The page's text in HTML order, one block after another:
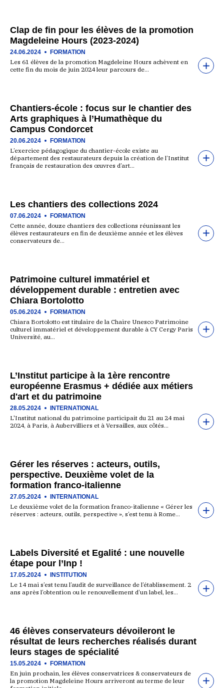
Clap de fin pour les élèves de la promotion
Magdeleine Hours (2023-2024)
24.06.2024 FORMATION
Les 61 élèves de la promotion Magdeleine Hours achèvent en
cette fin du mois de juin 2024 leur parcours de…
Chantiers-école : focus sur le chantier des
Arts graphiques à l’Humathèque du
Campus Condorcet
20.06.2024 FORMATION
L’exercice pédagogique du chantier-école existe au
département des restaurateurs depuis la création de l’Institut
français de restauration des œuvres d’art…
Les chantiers des collections 2024
07.06.2024 FORMATION
Cette année, douze chantiers des collections réunissant les
élèves restaurateurs en fin de deuxième année et les élèves
conservateurs de…
Patrimoine culturel immatériel et
développement durable : entretien avec
Chiara Bortolotto
05.06.2024 FORMATION
Chiara Bortolotto est titulaire de la Chaire Unesco Patrimoine
culturel immatériel et développement durable à CY Cergy Paris
Université, au…
L’Institut participe à la 1ère rencontre
européenne Erasmus + dédiée aux métiers
d'art et du patrimoine
28.05.2024 INTERNATIONAL
L'Institut national du patrimoine participait du 21 au 24 mai
2024, à Paris, à Aubervilliers et à Versailles, aux côtés…
Gérer les réserves : acteurs, outils,
perspective. Deuxième volet de la
formation franco-italienne
27.05.2024 INTERNATIONAL
Le deuxième volet de la formation franco-italienne « Gérer les
réserves : acteurs, outils, perspective », s’est tenu à Rome…
Labels Diversité et Egalité : une nouvelle
étape pour l’Inp !
17.05.2024 INSTITUTION
Le 14 mai s’est tenu l’audit de surveillance de l’établissement. 2
ans après l’obtention ou le renouvellement d’un label, les…
46 élèves conservateurs dévoileront le
résultat de leurs recherches réalisés durant
leurs stages de spécialité
15.05.2024 FORMATION
En juin prochain, les élèves conservatrices & conservateurs de
la promotion Magdeleine Hours arriveront au terme de leur